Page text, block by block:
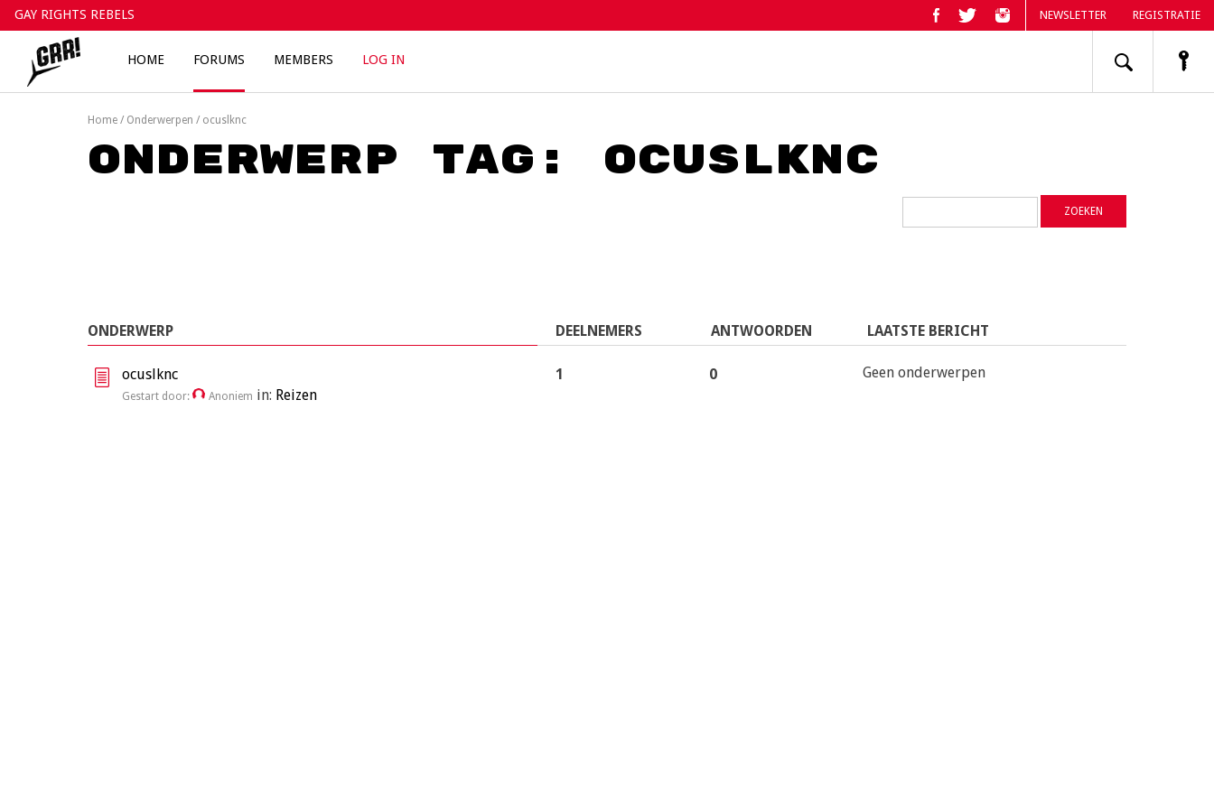
Skip
to
content
GAY RIGHTS REBELS NEWSLETTER REGISTRATIE
HOME FORUMS MEMBERS LOG IN
Home / Onderwerpen / ocuslknc
Onderwerp tag: ocuslknc
ONDERWERP DEELNEMERS ANTWOORDEN LAATSTE BERICHT
ocuslknc
Gestart door: Anoniem in: Reizen
1 0 Geen onderwerpen